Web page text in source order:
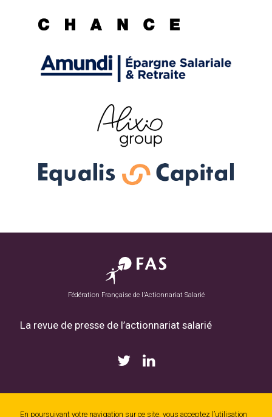
Fédération Française de l'Actionnariat Salarié
La revue de presse de l’actionnariat salarié
En poursuivant votre navigation sur ce site, vous acceptez l’utilisation